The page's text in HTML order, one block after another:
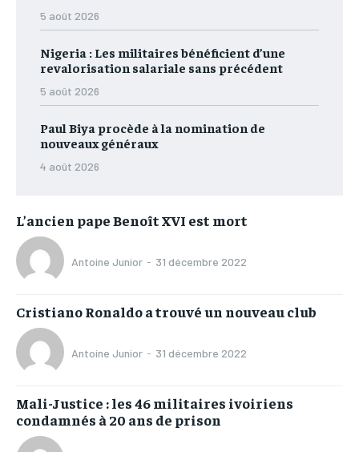
5 août 2026
Nigeria : Les militaires bénéficient d’une
revalorisation salariale sans précédent
5 août 2026
Paul Biya procède à la nomination de
nouveaux généraux
4 août 2026
L’ancien pape Benoît XVI est mort
Antoine Junior - 31 décembre 2022
Cristiano Ronaldo a trouvé un nouveau club
Antoine Junior - 31 décembre 2022
Mali-Justice : les 46 militaires ivoiriens
condamnés à 20 ans de prison